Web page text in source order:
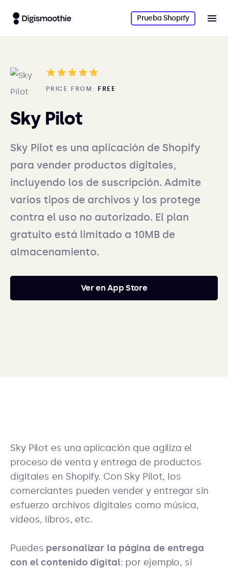
Prueba Shopify
PRICE FROM: FREE
Sky Pilot
Sky Pilot es una aplicación de Shopify
para vender productos digitales,
incluyendo los de suscripción. Admite
varios tipos de archivos y los protege
contra el uso no autorizado. El plan
gratuito está limitado a 10MB de
almacenamiento.
Ver en App Store
Sky Pilot es una aplicación que agiliza el
proceso de venta y entrega de productos
digitales en Shopify. Con Sky Pilot, los
comerciantes pueden vender y entregar sin
esfuerzo archivos digitales como música,
vídeos, libros, etc.
Puedes personalizar la página de entrega
con el contenido digital: por ejemplo, si